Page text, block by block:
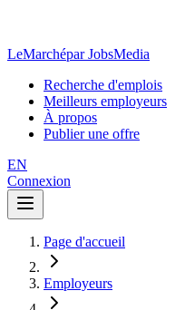
LeMarchépar JobsMedia
Recherche d'emplois
Meilleurs employeurs
À propos
Publier une offre
EN
Connexion
Page d'accueil
Employeurs